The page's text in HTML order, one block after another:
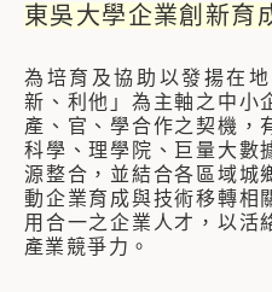
東吳大學企業創新育
為培育及協助以發揚在
新、利他」為主軸之中小
產、官、學合作之契機，
科學、理學院、巨量大數
源整合，並結合各區域城
動企業育成與技術移轉相
用合一之企業人才，以活
產業競爭力。